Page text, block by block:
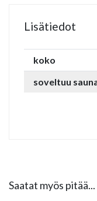
Lisätiedot
koko
soveltuu
Saatat myös pitää...